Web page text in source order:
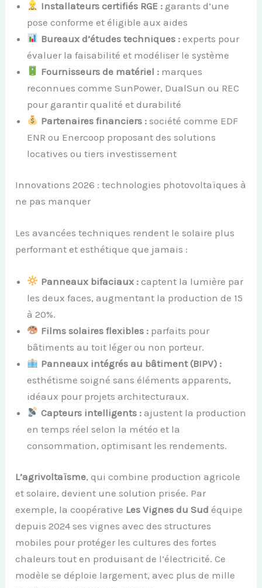
Installateurs certifiés RGE :garants d’une
pose conforme et éligible aux aides
Bureaux d’études techniques :experts pour
évaluer la faisabilité et modéliser le système
Fournisseurs de matériel :marques
reconnues comme SunPower, DualSun ou REC
pour garantir qualité et durabilité
Partenaires financiers :société comme EDF
ENR ou Enercoop proposant des solutions
locatives ou tiers investissement
Innovations 2026 : technologies photovoltaïques à
ne pas manquer
Les avancées techniques rendent le solaire plus
performant et esthétique que jamais :
Panneaux bifaciaux :captent la lumière par
les deux faces, augmentant la production de 15
à 20%.
Films solaires flexibles :parfaits pour
bâtiments au toit léger ou non porteur.
Panneaux intégrés au bâtiment (BIPV) :
esthétisme soigné sans éléments apparents,
idéaux pour projets architecturaux.
Capteurs intelligents :ajustent la production
en temps réel selon la météo et la
consommation, optimisant les rendements.
L’agrivoltaïsme, qui combine production agricole
et solaire, devient une solution prisée. Par
exemple, la coopérative Les Vignes du Sud équipe
depuis 2024 ses vignes avec des structures
mobiles pour protéger les cultures des fortes
chaleurs tout en produisant de l’électricité. Ce
modèle se déploie largement, avec plus de mille